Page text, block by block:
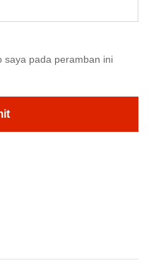
saya pada peramban ini